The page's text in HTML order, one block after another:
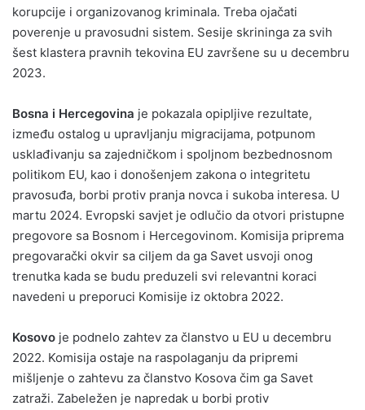
korupcije i organizovanog kriminala. Treba ojačati
poverenje u pravosudni sistem. Sesije skrininga za svih
šest klastera pravnih tekovina EU završene su u decembru
2023.
Bosna i Hercegovina je pokazala opipljive rezultate,
između ostalog u upravljanju migracijama, potpunom
usklađivanju sa zajedničkom i spoljnom bezbednosnom
politikom EU, kao i donošenjem zakona o integritetu
pravosuđa, borbi protiv pranja novca i sukoba interesa. U
martu 2024. Evropski savjet je odlučio da otvori pristupne
pregovore sa Bosnom i Hercegovinom. Komisija priprema
pregovarački okvir sa ciljem da ga Savet usvoji onog
trenutka kada se budu preduzeli svi relevantni koraci
navedeni u preporuci Komisije iz oktobra 2022.
Kosovo je podnelo zahtev za članstvo u EU u decembru
2022. Komisija ostaje na raspolaganju da pripremi
mišljenje o zahtevu za članstvo Kosova čim ga Savet
zatraži. Zabeležen je napredak u borbi protiv